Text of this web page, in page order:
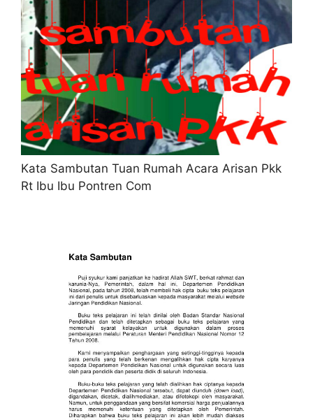
Kata Sambutan Tuan Rumah Acara Arisan Pkk
Rt Ibu Ibu Pontren Com